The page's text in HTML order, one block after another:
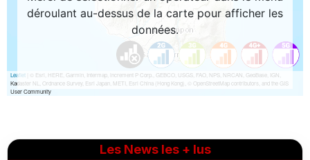
Les News les + lus